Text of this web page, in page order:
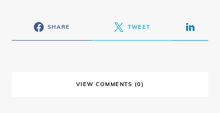
SHARE TWEET
VIEW COMMENTS (0)